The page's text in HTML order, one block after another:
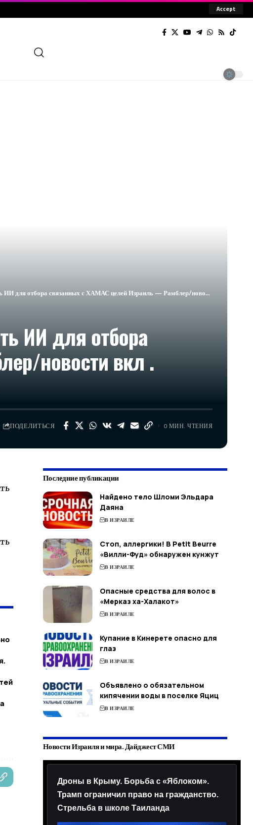
Accept
с ХАМАС целей Израиль — Рамблер/новости вкл . 03.04.2024 в 22:00​Новости Израиля сейчас
ИИ для отбора
новости вкл .
ПОДЕЛИТЬСЯ 0 МИН. ЧТЕНИЯ
Последние публикации
Найдено тело Шломи Эльдара
Даяна
В ИЗРАИЛЕ
Стоп, аллергики! В Petit Beurre
«Вилли-Фуд» обнаружен кунжут
В ИЗРАИЛЕ
Опасные средства для волос в
«Мерказ ха-Халакот»
В ИЗРАИЛЕ
Купание в Кинерете опасно для
глаз
В ИЗРАИЛЕ
Объявлено о обязательном
кипячении воды в поселке Яциц
В ИЗРАИЛЕ
Новости Израиля и мира. Дайджест СМИ